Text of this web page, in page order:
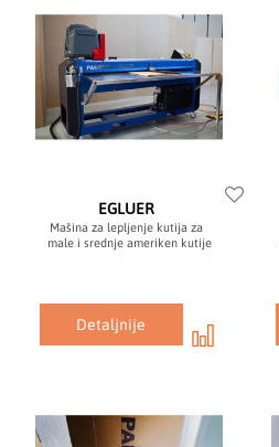
EGLUER
Mašina za lepljenje kutija za
male i srednje ameriken kutije
Detaljnije